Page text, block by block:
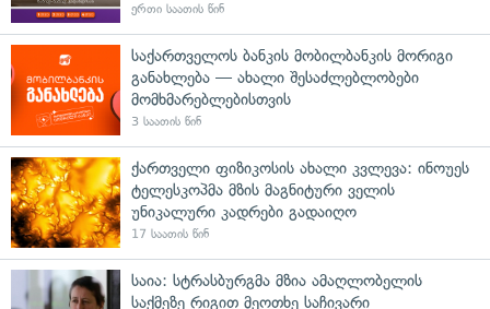
ერთი საათის წინ
საქართველოს ბანკის მობილბანკის მორიგი
განახლება — ახალი შესაძლებლობები
მომხმარებლებისთვის
3 საათის წინ
ქართველი ფიზიკოსის ახალი კვლევა: ინოუეს
ტელესკოპმა მზის მაგნიტური ველის
უნიკალური კადრები გადაიღო
17 საათის წინ
საია: სტრასბურგმა მზია ამაღლობელის
საქმეზე რიგით მეოთხე საჩივარი